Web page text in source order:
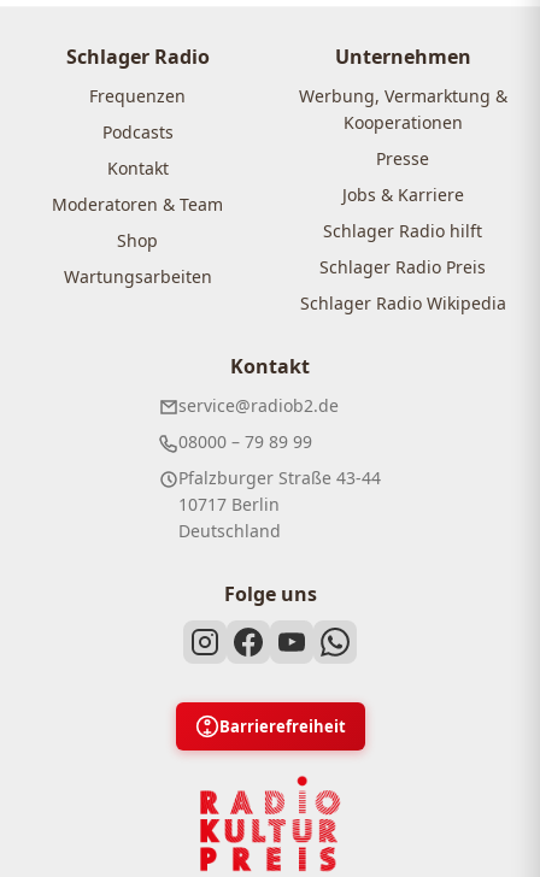
Schlager Radio
Frequenzen
Podcasts
Kontakt
Moderatoren & Team
Shop
Wartungsarbeiten
Unternehmen
Werbung, Vermarktung &
Kooperationen
Presse
Jobs & Karriere
Schlager Radio hilft
Schlager Radio Preis
Schlager Radio Wikipedia
Kontakt
service@radiob2.de
08000 – 79 89 99
Pfalzburger Straße 43-44
10717 Berlin
Deutschland
Folge uns
Barrierefreiheit